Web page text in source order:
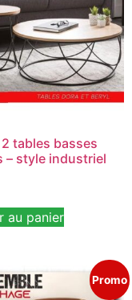
tables basses
– style industriel
au panier
Promo